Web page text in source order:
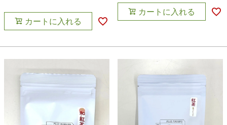
カートに入れる
カートに入れる